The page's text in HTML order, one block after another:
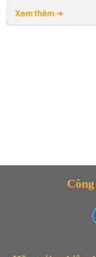
Xem thêm ➔